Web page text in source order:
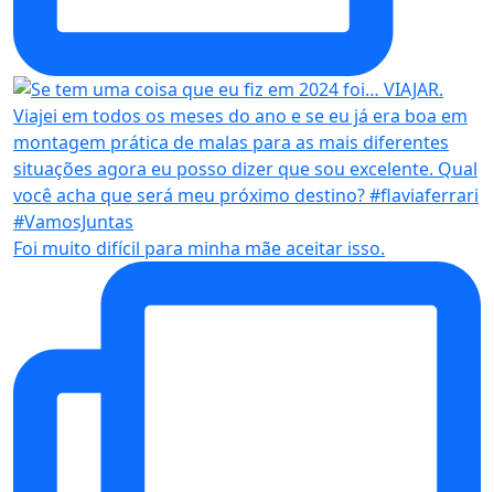
Foi muito difícil para minha mãe aceitar isso.